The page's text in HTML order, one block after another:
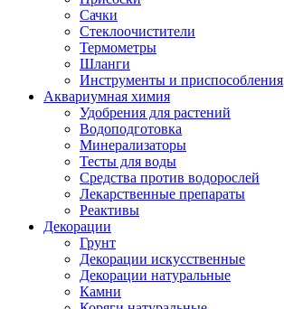
Сачки
Стеклоочистители
Термометры
Шланги
Инструменты и приспособления
Аквариумная химия
Удобрения для растений
Водоподготовка
Минерализаторы
Тесты для воды
Средства против водорослей
Лекарственные препараты
Реактивы
Декорации
Грунт
Декорации искусственные
Декорации натуральные
Камни